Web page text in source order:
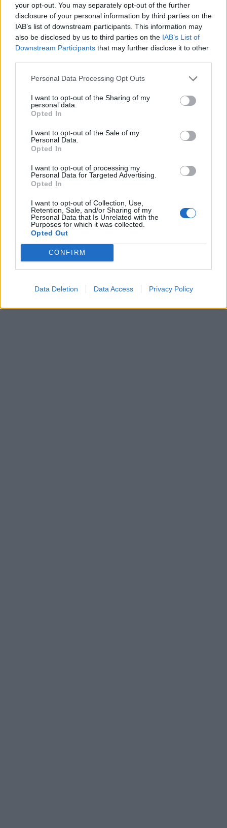
your opt-out. You may separately opt-out of the further
disclosure of your personal information by third parties on the
IAB’s list of downstream participants. This information may
also be disclosed by us to third parties on the IAB’s List of
Downstream Participants that may further disclose it to other
Personal Data Processing Opt Outs
I want to opt-out of the Sharing of my
personal data.
Opted In
I want to opt-out of the Sale of my
Personal Data.
Opted In
I want to opt-out of processing my
Personal Data for Targeted Advertising.
Opted In
I want to opt-out of Collection, Use,
Retention, Sale, and/or Sharing of my
Personal Data that Is Unrelated with the
Purposes for which it was collected.
Opted Out
CONFIRM
Data Deletion Data Access Privacy Policy